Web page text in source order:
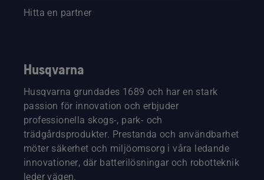
Hitta en partner
Husqvarna
Husqvarna grundades 1689 och har en stark
passion för innovation och erbjuder
professionella skogs-, park- och
trädgårdsprodukter. Prestanda och användbarhet
möter säkerhet och miljöomsorg i våra ledande
innovationer, där batterilösningar och robotteknik
leder vägen.